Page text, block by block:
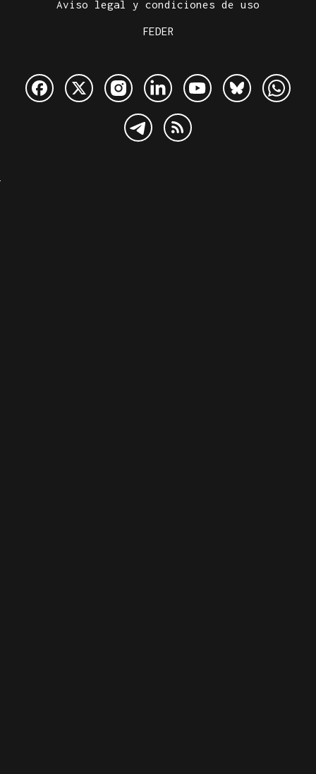
Aviso legal y condiciones de uso
FEDER